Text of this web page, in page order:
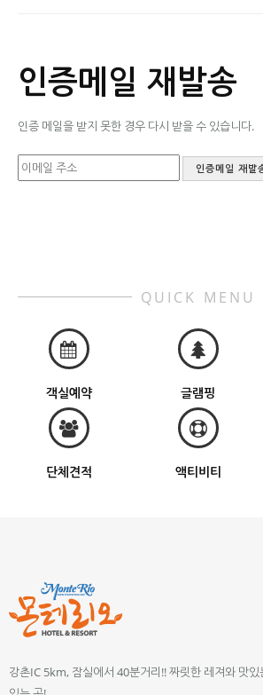
인증메일 재발송
인증 메일을 받지 못한 경우 다시 받을 수 있습니다.
QUICK MENU
객실예약 글램핑
단체견적 액티비티
강촌IC 5km, 잠실에서 40분거리!! 짜릿한 레져와 맛